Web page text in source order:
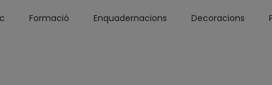
Formació Enquadernacions Decoracions